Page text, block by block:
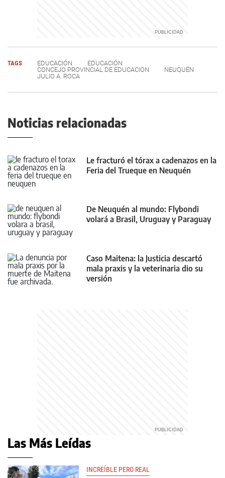
TAGS EDUCACIÓN
EDUCACIÓN
CONCEJO PROVINCIAL DE EDUCACION
NEUQUÉN
JULIO A. ROCA
Noticias relacionadas
Le fracturó el tórax a cadenazos en la
Feria del Trueque en Neuquén
De Neuquén al mundo: Flybondi
volará a Brasil, Uruguay y Paraguay
Caso Maitena: la Justicia descartó
mala praxis y la veterinaria dio su
versión
Las Más Leídas
INCREÍBLE PERO REAL